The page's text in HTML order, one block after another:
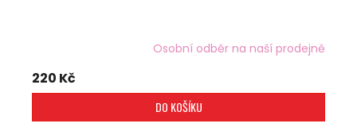
Osobní odběr na naší prodejně
220 Kč
DO KOŠÍKU